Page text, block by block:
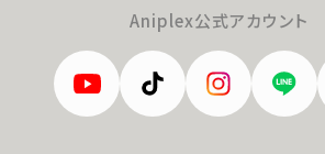
Aniplex公式アカウント